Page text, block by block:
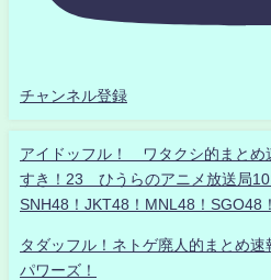
チャンネル登録
アイドッフル！ ワタクシ的まと
すき！23 ひうらのアニメ放送局
SNH48！JKT48！MNL48！SGO48
タダッフル！ネトゲ廃人的まとめ
パワーズ！